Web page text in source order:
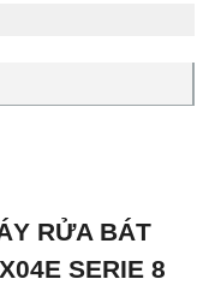
RỬA BÁT
SERIE 8